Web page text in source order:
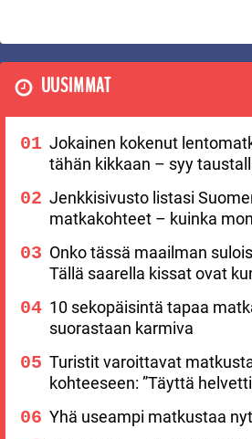
UUSIMMAT
Jokainen kokenut
tähän kikkaan – syy
Jenkkisivusto listasi
matkakohteet – kuinka
Onko tässä maailman
Tällä saarella kissat ovat
10 sekopäisintä tapaa
suorastaan karmiva
Turistit varoittavat
kohteeseen: ”Täyttä
Yhä useampi matkustaa